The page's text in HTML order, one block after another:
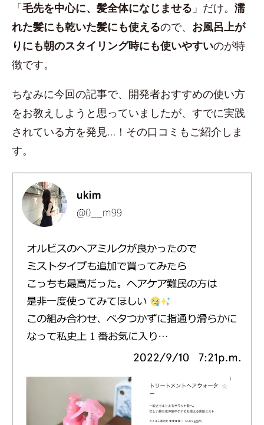
「毛先を中心に、髪全体になじませる 」だけ。 濡
れた髪にも乾いた髪にも使えるので、 お風呂上が
りにも朝のスタイリング時にも使いやすいのが特
徴です。
ちなみに今回の記事で、開発者おすすめの使い方
をお教えしようと思っていましたが、すでに実践
されている方を発見…！その口コミもご紹介しま
す。